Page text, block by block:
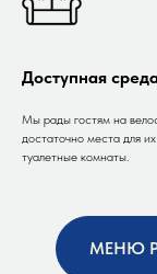
Доступная
Мы рады гостям на
достаточно места для
туалетные комнаты.
МЕНЮ